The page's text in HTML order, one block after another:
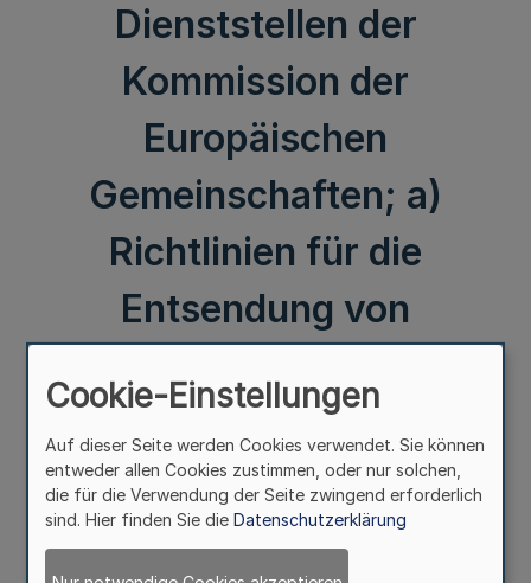
Dienststellen der
Kommission der
Europäischen
Gemeinschaften; a)
Richtlinien für die
Entsendung von
öffentliche
zwischenstaatliche oder
überstaatliche
Cookie-Einstellungen
Auf dieser Seite werden Cookies verwendet. Sie können
entweder allen Cookies zustimmen, oder nur solchen,
die für die Verwendung der Seite zwingend erforderlich
sind. Hier finden Sie die Datenschutzerklärung